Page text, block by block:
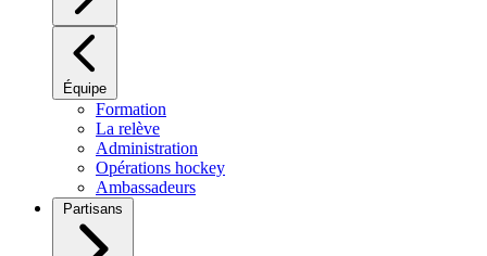
Équipe
Formation
La relève
Administration
Opérations hockey
Ambassadeurs
Partisans